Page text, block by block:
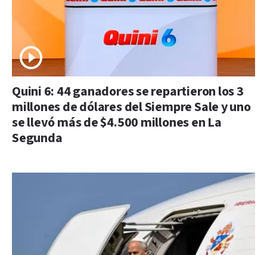
Quini 6: 44 ganadores se repartieron los 3
millones de dólares del Siempre Sale y uno
se llevó más de $4.500 millones en La
Segunda